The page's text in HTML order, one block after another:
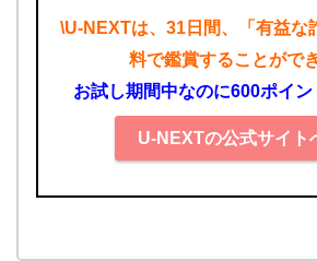
\U-NEXTは、31日間、「有益な
料で鑑賞することがで
お試し期間中なのに600ポイン
U-NEXTの公式サイト